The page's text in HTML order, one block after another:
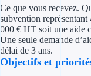
Ce que vous recevez.
subvention
000 € HT soit une aide
Une seule demande
délai de 3 ans.
Objectifs et